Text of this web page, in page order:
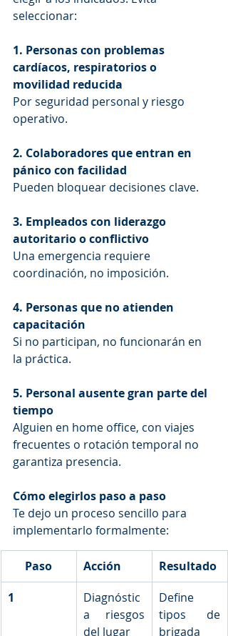
seleccionar:
1. Personas con problemas
cardíacos, respiratorios o
movilidad reducida
Por seguridad personal y riesgo
operativo.
2. Colaboradores que entran en
pánico con facilidad
Pueden bloquear decisiones clave.
3. Empleados con liderazgo
autoritario o conflictivo
Una emergencia requiere
coordinación, no imposición.
4. Personas que no atienden
capacitación
Si no participan, no funcionarán en
la práctica.
5. Personal ausente gran parte del
tiempo
Alguien en home office, con viajes
frecuentes o rotación temporal no
garantiza presencia.
Cómo elegirlos paso a paso
Te dejo un proceso sencillo para
implementarlo formalmente:
Paso Acción
Resultado
1
Diagnóstic
a riesgos
del lugar
Define
tipos de
brigada